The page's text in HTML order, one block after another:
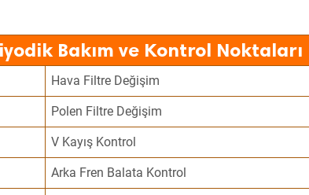
Bakım ve Kontrol Noktaları
Hava Filtre Değişim
Polen Filtre Değişim
V Kayış Kontrol
Arka Fren Balata Kontrol